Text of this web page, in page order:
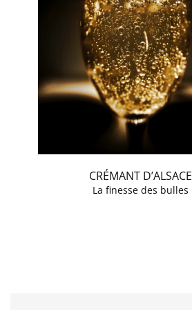
CRÉMANT D’ALSACE
La finesse des bulles